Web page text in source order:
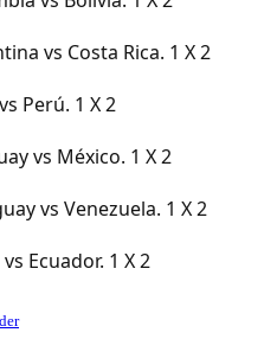
vs Costa Rica. 1 X 2
Perú. 1 X 2
vs México. 1 X 2
vs Venezuela. 1 X 2
Ecuador. 1 X 2